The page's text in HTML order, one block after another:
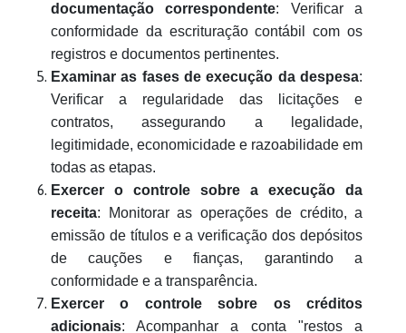
documentação correspondente: Verificar a
conformidade da escrituração contábil com os
registros e documentos pertinentes.
Examinar as fases de execução da despesa:
Verificar a regularidade das licitações e
contratos, assegurando a legalidade,
legitimidade, economicidade e razoabilidade em
todas as etapas.
Exercer o controle sobre a execução da
receita: Monitorar as operações de crédito, a
emissão de títulos e a verificação dos depósitos
de cauções e fianças, garantindo a
conformidade e a transparência.
Exercer o controle sobre os créditos
adicionais: Acompanhar a conta "restos a